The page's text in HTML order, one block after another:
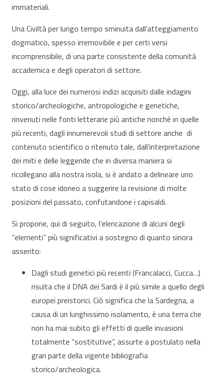
immateriali.
Una Civiltà per lungo tempo sminuita dall’atteggiamento
dogmatico, spesso irremovibile e per certi versi
incomprensibile, di una parte consistente della comunità
accademica e degli operatori di settore.
Oggi, alla luce dei numerosi indizi acquisiti dalle indagini
storico/archeologiche, antropologiche e genetiche,
rinvenuti nelle fonti letterarie più antiche nonché in quelle
più recenti, dagli innumerevoli studi di settore anche di
contenuto scientifico o ritenuto tale, dall’interpretazione
dei miti e delle leggende che in diversa maniera si
ricollegano alla nostra isola, si è andato a delineare uno
stato di cose idoneo a suggerire la revisione di molte
posizioni del passato, confutandone i capisaldi.
Si propone, qui di seguito, l’elencazione di alcuni degli
“elementi” più significativi a sostegno di quanto sinora
asserito:
Dagli studi genetici più recenti (Francalacci, Cucca…)
risulta che il DNA dei Sardi è il più simile a quello degli
europei preistorici. Ciò significa che la Sardegna, a
causa di un lunghissimo isolamento, è una terra che
non ha mai subito gli effetti di quelle invasioni
totalmente “sostitutive”, assurte a postulato nella
gran parte della vigente bibliografia
storico/archeologica.